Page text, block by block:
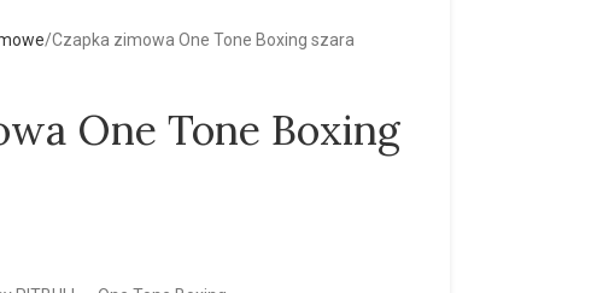
Czapka zimowa One Tone Boxing szara
One Tone Boxing